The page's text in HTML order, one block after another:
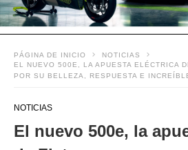
PÁGINA DE INICIO
NOTICIAS
EL NUEVO 500E, LA APUESTA ELÉCTRICA
POR SU BELLEZA, RESPUESTA E
NOTICIAS
El nuevo 500e, la